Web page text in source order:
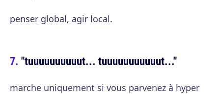
penser global, agir local.
"tuuuuuuuuuut... tuuuuuuuuuuut..."
marche uniquement si vous parvenez à hyper